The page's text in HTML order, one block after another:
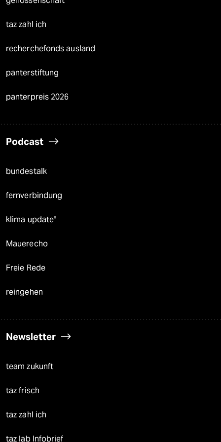
taz zahl ich
recherchefonds ausland
panterstiftung
panterpreis 2026
Podcast
bundestalk
fernverbindung
klima update°
Mauerecho
Freie Rede
reingehen
Newsletter
team zukunft
taz frisch
taz zahl ich
taz lab Infobrief